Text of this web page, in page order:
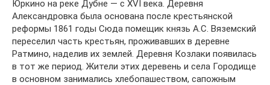
Юркино на реке Дубне — с XVI века. Деревня
Александровка была основана после крестьянской
реформы 1861 годы Сюда помещик князь А.С. Вяземский
переселил часть крестьян, проживавших в деревне
Ратмино, наделив их землей. Деревня Козлаки появилась
в тот же период. Жители этих деревень и села Городище
в основном занимались хлебопашеством, сапожным